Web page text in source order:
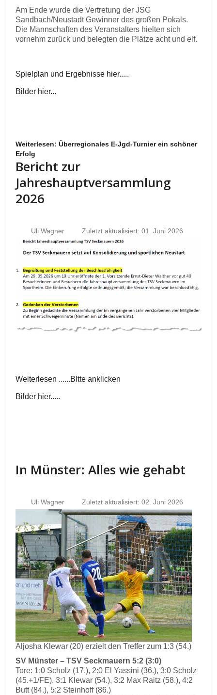
Am Ende wurde die Vertretung der JSG
Sandbach/Neustadt Gewinner des großen Pokals.
Die Mannschaften des Veranstalters hielten sich
vornehm zurück und belegten die Plätze acht und elf.
Spielplan und Ergebnisse hier.....
Bilder hier...
Weiterlesen: Überregionales E-Jgd-Turnier ein schöner
Erfolg
Bericht zur
Jahreshauptversammlung
2026
Uli Wagner Zuletzt aktualisiert: 01. Juni 2026
Weiterlesen ......BItte anklicken
Bilder hier.....
In Münster: Alles wie gehabt
Uli Wagner Zuletzt aktualisiert: 02. Juni 2026
Aljosha Klewar (20) erzielt den Treffer zum 1:3 (54.)
SV Münster – TSV Seckmauern 5:2 (3:0)
Tore: 1:0 Scholz (17.), 2:0 El Yassini (36.), 3:0 Scholz
(45.+1/FE), 3:1 Klewar (54.), 3:2 Max Raitz (58.), 4:2
Butt (84.), 5:2 Steinhoff (86.)